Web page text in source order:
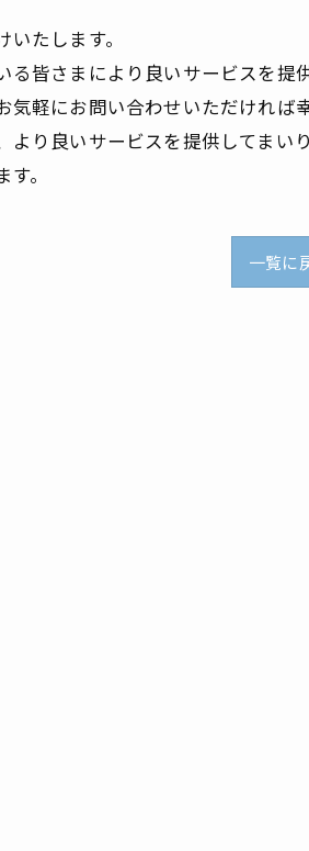
たします。
皆さまにより良いサービスを提
軽にお問い合わせいただければ幸
り良いサービスを提供してまいり
。
一覧に